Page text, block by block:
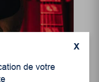
X
de votre